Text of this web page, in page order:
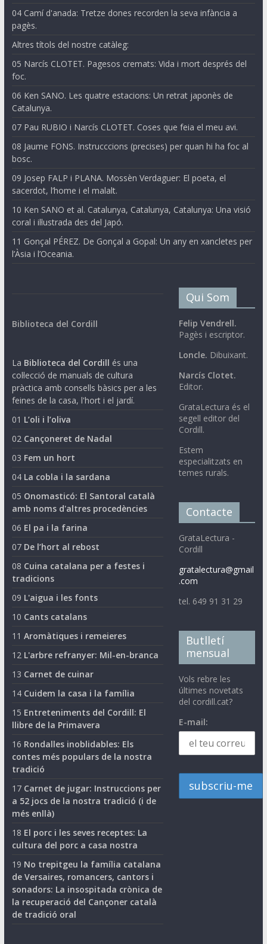
04 Camí d'anada: Tretze dones recorden la seva infància a
pagès.
Altres títols del nostre catàleg:
05 Narcís CLOTET. Pagesos cremats: Vida i mort després del
foc.
06 Ken SANO. Les quatre estacions: Un retrat japonès de
Catalunya.
07 Pau RUBIO i Narcís CLOTET. Coses que feia el meu avi.
08 Jaume FONS. Instrucccions (precises) per quan hi ha foc al
bosc.
09 Josep FALP i PLANA. Mossèn Verdaguer: El poeta, el
sacerdot, l’home i el malalt.
10 Ken SANO et al. Catalunya, Catalunya, Catalunya: Una visió
coral i il·lustrada des del Japó.
11 Gonçal PÉREZ. De Gonçal a Gopal: Un any en xancletes per
l’Àsia i l’Oceania.
Biblioteca del Cordill
La Biblioteca del Cordill és una
col·lecció de manuals de cultura
pràctica amb consells bàsics per a les
feines de la casa, l'hort i el jardí.
01 L’oli i l’oliva
02 Cançoneret de Nadal
03 Fem un hort
04 La cobla i la sardana
05 Onomasticó: El Santoral català
amb noms d'altres procedències
06 El pa i la farina
07 De l’hort al rebost
08 Cuina catalana per a festes i
tradicions
09 L'aigua i les fonts
10 Cants catalans
11 Aromàtiques i remeieres
12 L'arbre refranyer: Mil-en-branca
13 Carnet de cuinar
14 Cuidem la casa i la família
15 Entreteniments del Cordill: El
llibre de la Primavera
16 Rondalles inoblidables: Els
contes més populars de la nostra
tradició
17 Carnet de jugar: Instruccions per
a 52 jocs de la nostra tradició (i de
més enllà)
18 El porc i les seves receptes: La
cultura del porc a casa nostra
19 No trepitgeu la família catalana
de Versaires, romancers, cantors i
sonadors: La insospitada crònica de
la recuperació del Cançoner català
de tradició oral
Qui Som
Felip Vendrell.
Pagès i escriptor.
Loncle. Dibuixant.
Narcís Clotet.
Editor.
GrataLectura és el
segell editor del
Cordill.
Estem
especialitzats en
temes rurals.
Contacte
GrataLectura -
Cordill
gratalectura@gmail
.com
tel. 649 91 31 29
Butlletí
mensual
Vols rebre les
últimes novetats
del cordill.cat?
E-mail: